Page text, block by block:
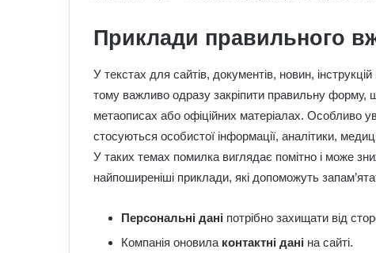
Приклади правильного
У текстах для сайтів, документів, новин, інструкцій
тому важливо одразу закріпити правильну форму,
метаописах або офіційних матеріалах. Особливо
стосуються особистої інформації, аналітики,
У таких темах помилка виглядає помітно і може
найпоширеніші приклади, які допоможуть
Персональні дані потрібно захищати від
Компанія оновила контактні дані на сайті.